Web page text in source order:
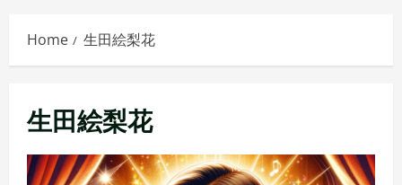
Home 生田絵梨花
生田絵梨花